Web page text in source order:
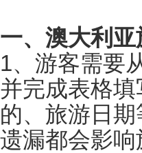
一、澳大利
1、游客需要
并完成表格
的、旅游日
遗漏都会影